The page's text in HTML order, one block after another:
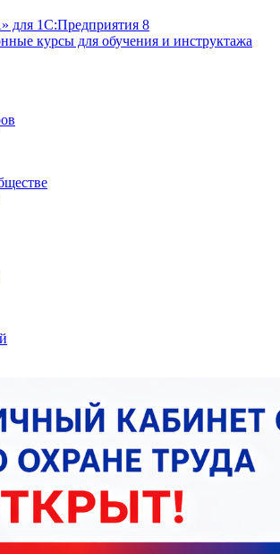
1С:Предприятия 8
курсы для обучения и инструктажа